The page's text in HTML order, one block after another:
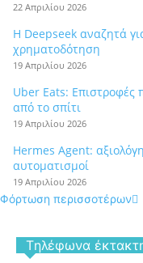
22 Απριλίου 2026
Η Deepseek αναζητά
χρηματοδότηση
19 Απριλίου 2026
Uber Eats: Επιστροφές
από το σπίτι
19 Απριλίου 2026
Hermes Agent:
αυτοματισμοί
19 Απριλίου 2026
Φόρτωση περισσοτέρων
Tηλέφωνα